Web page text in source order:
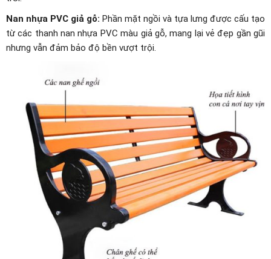
Nan nhựa PVC giả gỗ: Phần mặt ngồi và tựa lưng được cấu tạo
từ các thanh nan nhựa PVC màu giả gỗ, mang lại vẻ đẹp gần gũi
nhưng vẫn đảm bảo độ bền vượt trội.